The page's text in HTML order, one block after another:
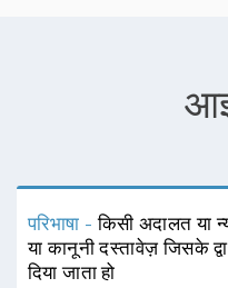
परिभाषा -किसी अदालत या
या कानूनी दस्तावेज़ जिसके
दिया जाता हो